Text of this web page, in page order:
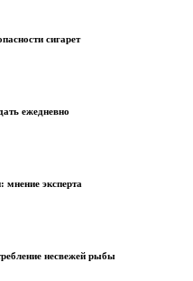
сигарет
ежедневно
эксперта
несвежей рыбы